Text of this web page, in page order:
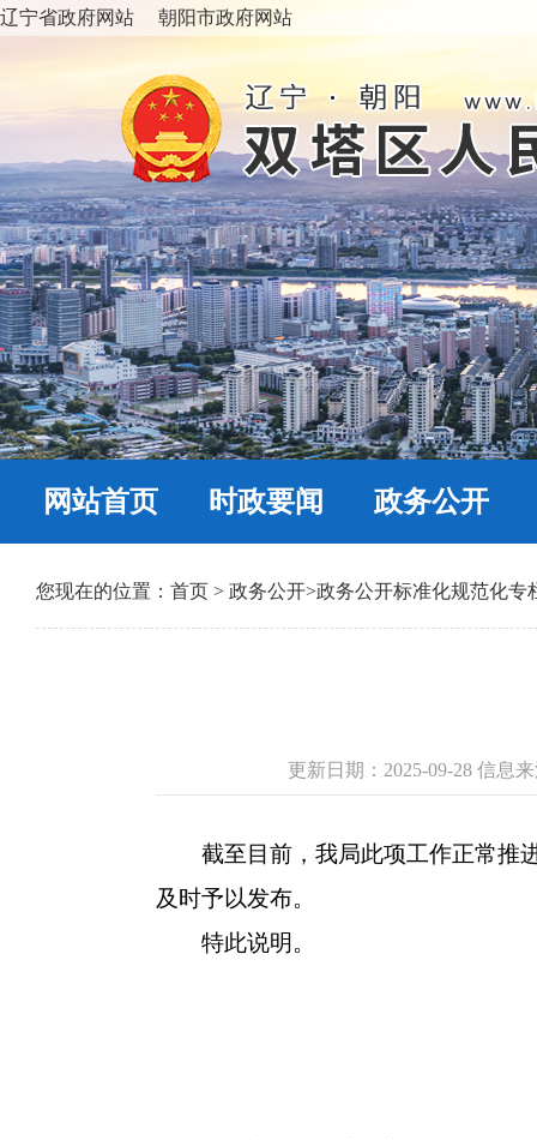
辽宁省政府网站 朝阳市政府网站
网站首页 时政要闻 政务公开
您现在的位置： 首页 > 政务公开>政务公开标准化规范化专
更新日期：2025-09-28 信息
截至目前，我局此项工作正常推进
及时予以发布。
特此说明。